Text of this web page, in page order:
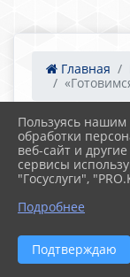
Главная
23.11.2022 05:47
«Готовимся
Пользуясь нашим
обработки
веб-сайт и
сервисы
"Госуслуги",
Подробнее
Подтверждаю